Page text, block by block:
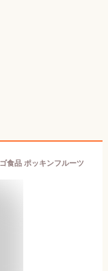
食品 ポッキンフルーツ